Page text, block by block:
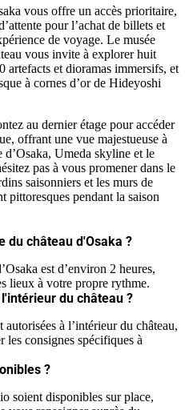
vous offre un accès prioritaire,
pour l’achat de billets et
de voyage. Le musée
vous invite à explorer huit
artefacts et dioramas immersifs, et
à cornes d’or de Hideyoshi
au dernier étage pour accéder
offrant une vue majestueuse à
Umeda skyline et le
pas à vous promener dans le
saisonniers et les murs de
pittoresques pendant la saison
du château d'Osaka ?
est d’environ 2 heures,
lieux à votre propre rythme.
du château ?
à l’intérieur du château,
les consignes spécifiques à
?
soient disponibles sur place,